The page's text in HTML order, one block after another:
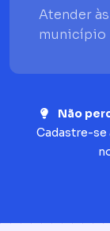
Atender
município
Não
Cadastre-se